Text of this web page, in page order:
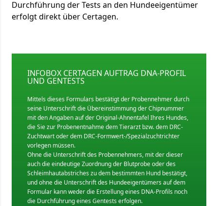
Durchführung der Tests an den Hundeeigentümer
erfolgt direkt über Certagen.
INFOBOX CERTAGEN AUFTRAG DNA-PROFIL
UND GENTESTS
Mittels dieses Formulars bestätigt der Probennehmer durch
seine Unterschrift die Übereinstimmung der Chipnummer
mit den Angaben auf der Original-Ahnentafel Ihres Hundes,
die Sie zur Probenentnahme dem Tierarzt bzw. dem DRC-
Zuchtwart oder dem DRC-Formwert-/Spezialzuchtrichter
vorlegen müssen.
Ohne die Unterschrift des Probennehmers, mit der dieser
auch die eindeutige Zuordnung der Blutprobe oder des
Schleimhautabstriches zu dem bestimmten Hund bestätigt,
und ohne die Unterschrift des Hundeeigentümers auf dem
Formular kann weder die Erstellung eines DNA-Profils noch
die Durchführung eines Gentests erfolgen.